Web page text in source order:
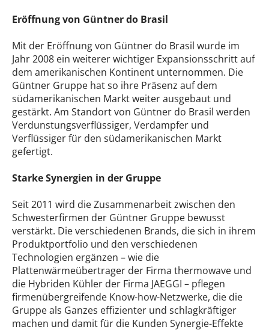
Eröffnung von Güntner do Brasil
Mit der Eröffnung von Güntner do Brasil wurde im
Jahr 2008 ein weiterer wichtiger Expansionsschritt auf
dem amerikanischen Kontinent unternommen. Die
Güntner Gruppe hat so ihre Präsenz auf dem
südamerikanischen Markt weiter ausgebaut und
gestärkt. Am Standort von Güntner do Brasil werden
Verdunstungsverflüssiger, Verdampfer und
Verflüssiger für den südamerikanischen Markt
gefertigt.
Starke Synergien in der Gruppe
Seit 2011 wird die Zusammenarbeit zwischen den
Schwesterfirmen der Güntner Gruppe bewusst
verstärkt. Die verschiedenen Brands, die sich in ihrem
Produktportfolio und den verschiedenen
Technologien ergänzen – wie die
Plattenwärmeübertrager der Firma thermowave und
die Hybriden Kühler der Firma JAEGGI – pflegen
firmenübergreifende Know-how-Netzwerke, die die
Gruppe als Ganzes effizienter und schlagkräftiger
machen und damit für die Kunden Synergie-Effekte